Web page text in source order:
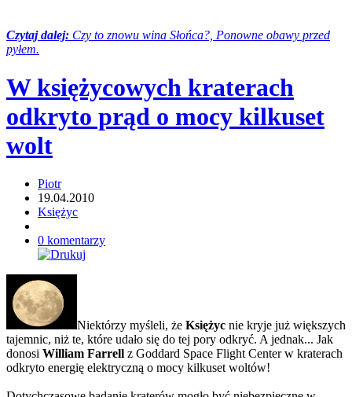
Czytaj dalej: Czy to znowu wina Słońca?, Ponowne obawy przed
pyłem.
W księżycowych kraterach
odkryto prąd o mocy kilkuset
wolt
Piotr
19.04.2010
Księżyc
0 komentarzy
Niektórzy myśleli, że Księżyc nie kryje już większych
tajemnic, niż te, które udało się do tej pory odkryć. A jednak... Jak
donosi William Farrell z Goddard Space Flight Center w kraterach
odkryto energię elektryczną o mocy kilkuset woltów!